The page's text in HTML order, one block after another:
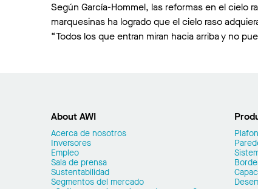
Según García-Hommel, las reformas en el cielo
marquesinas ha logrado que el cielo raso
“Todos los que entran miran hacia arriba y no
About AWI
Acerca de nosotros
Inversores
Empleo
Sala de prensa
Sustentabilidad
Segmentos del mercado